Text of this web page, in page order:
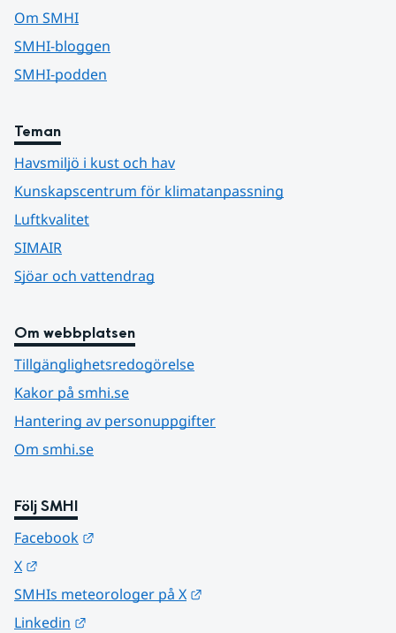
Om SMHI
SMHI-bloggen
SMHI-podden
Teman
Havsmiljö i kust och hav
Kunskapscentrum för klimatanpassning
Luftkvalitet
SIMAIR
Sjöar och vattendrag
Om webbplatsen
Tillgänglighetsredogörelse
Kakor på smhi.se
Hantering av personuppgifter
Om smhi.se
Följ SMHI
Facebook
X
SMHIs meteorologer på X
Linkedin